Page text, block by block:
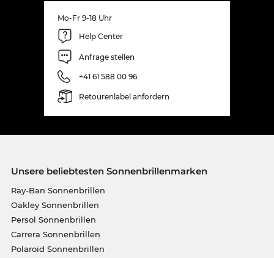
Mo-Fr 9-18 Uhr
Help Center
Anfrage stellen
+41 61 588 00 96
Retourenlabel anfordern
Unsere beliebtesten Sonnenbrillenmarken
Ray-Ban Sonnenbrillen
Oakley Sonnenbrillen
Persol Sonnenbrillen
Carrera Sonnenbrillen
Polaroid Sonnenbrillen